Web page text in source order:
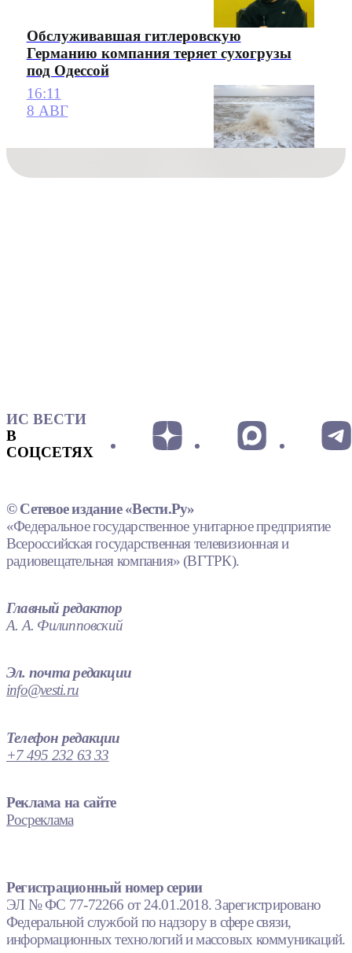
Обслуживавшая гитлеровскую
Германию компания теряет сухогрузы
под Одессой
16:11
8 АВГ
ИС ВЕСТИ
В
СОЦСЕТЯХ
© Сетевое издание «Вести.Ру»
«Федеральное государственное унитарное предприятие
Всероссийская государственная телевизионная и
радиовещательная компания» (ВГТРК).
Главный редактор
А. А. Филипповский
Эл. почта редакции
info@vesti.ru
Телефон редакции
+7 495 232 63 33
Реклама на сайте
Росреклама
Регистрационный номер серии
ЭЛ № ФС 77-72266 от 24.01.2018. Зарегистрировано
Федеральной службой по надзору в сфере связи,
информационных технологий и массовых коммуникаций.